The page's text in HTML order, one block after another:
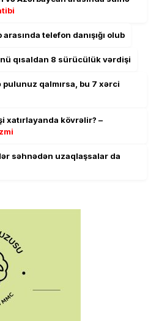
telefon danışığı olub
qısaldan 8 sürücülük vərdişi
pulunuz qalmırsa, bu 7 xərci
xatırlayanda kövrəlir? –
səhnədən uzaqlaşsalar da